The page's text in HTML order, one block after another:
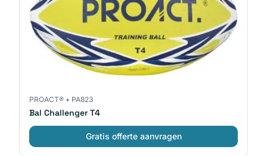
PROACT® • PA823
Bal Challenger T4
Gratis offerte aanvragen